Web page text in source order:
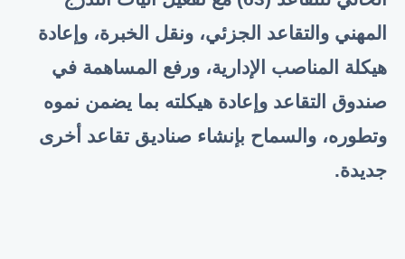
المهني والتقاعد الجزئي، ونقل الخبرة، وإعادة
هيكلة المناصب الإدارية، ورفع المساهمة في
صندوق التقاعد وإعادة هيكلته بما يضمن نموه
وتطوره، والسماح بإنشاء صناديق تقاعد أخرى
جديدة.